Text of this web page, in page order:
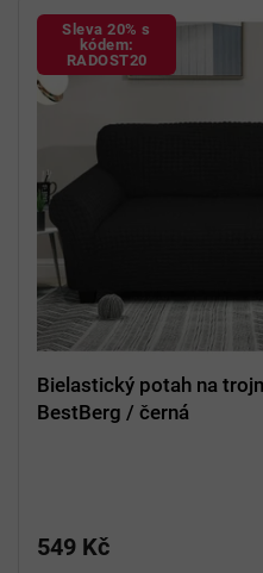
Sleva 20% s
kódem:
RADOST20
Bielastický potah na
BestBerg / černá
549 Kč